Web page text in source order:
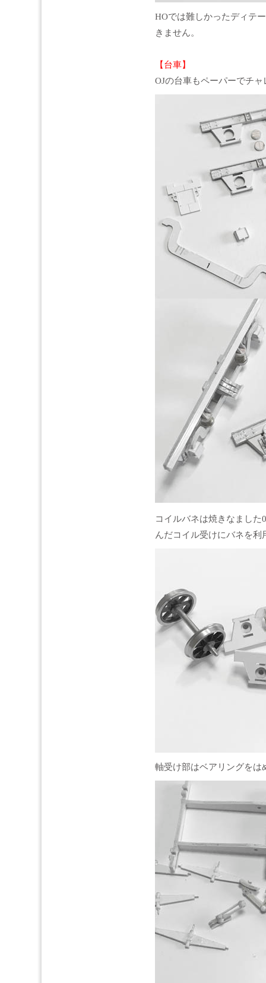
HOでは難しかったディテ
きません。
【台車】
OJの台車もペーパーでチ
コイルバネは焼きなまし
んだコイル受けにバネを
軸受け部はベアリングをは